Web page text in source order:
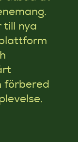
till nya
förbered